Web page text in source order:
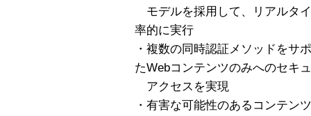
モデルを採用して、リアルタ
率的に実行
・複数の同時認証メソッドをサ
たWebコンテンツのみへのセキ
アクセスを実現
・有害な可能性のあるコンテン